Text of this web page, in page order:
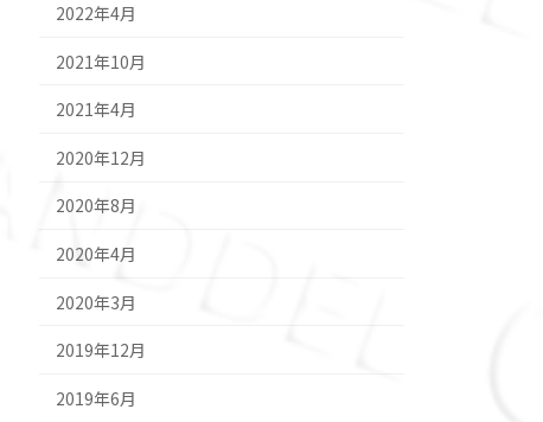
2022年4月
2021年10月
2021年4月
2020年12月
2020年8月
2020年4月
2020年3月
2019年12月
2019年6月